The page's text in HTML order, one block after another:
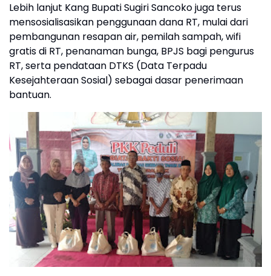
Lebih lanjut Kang Bupati Sugiri Sancoko juga terus
mensosialisasikan penggunaan dana RT, mulai dari
pembangunan resapan air, pemilah sampah, wifi
gratis di RT, penanaman bunga, BPJS bagi pengurus
RT, serta pendataan DTKS (Data Terpadu
Kesejahteraan Sosial) sebagai dasar penerimaan
bantuan.